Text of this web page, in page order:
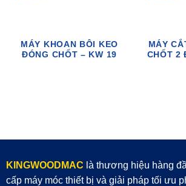
MÁY KHOAN BÔI KEO
ĐÓNG CHỐT – KW 19
MÁY
CHỐT 2
KINGWOODMAC là thương hiệu hàng
cấp máy móc thiết bị và giải pháp tối ưu